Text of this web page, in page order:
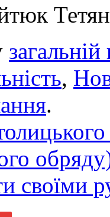
загальній
,
.
своїми